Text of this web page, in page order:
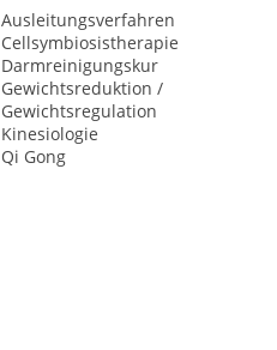
Ausleitungsverfahren
Cellsymbiosistherapie
Darmreinigungskur
Gewichtsreduktion /
Gewichtsregulation
Kinesiologie
Qi Gong